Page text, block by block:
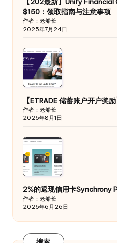
$150：领取指南与注意事项
作者：老船长
2025年7月24日
【ETRADE 储蓄账户开户奖
作者：老船长
2025年8月1日
2%的返现信用卡Synchrony
作者：老船长
2025年6月26日